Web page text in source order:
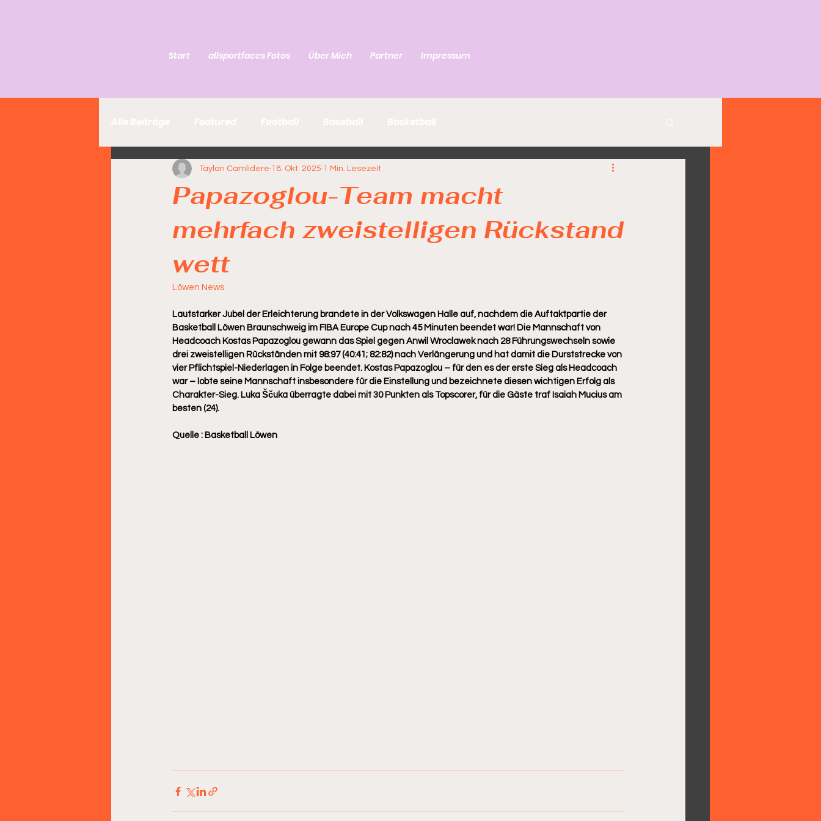
Start allsportfaces Fotos Über Mich Partner Impressum
Papazoglou-Team macht
mehrfach zweistelligen Rückstand
wett
Taylan Camlidere 18. Okt. 2025 1 Min. Lesezeit
Löwen News
Lautstarker Jubel der Erleichterung brandete in der Volkswagen Halle auf, nachdem die Auftaktpartie der
Basketball Löwen Braunschweig im FIBA Europe Cup nach 45 Minuten beendet war! Die Mannschaft von
Headcoach Kostas Papazoglou gewann das Spiel gegen Anwil Wroclawek nach 28 Führungswechseln sowie
drei zweistelligen Rückständen mit 98:97 (40:41; 82:82) nach Verlängerung und hat damit die Durststrecke von
vier Pflichtspiel-Niederlagen in Folge beendet. Kostas Papazoglou – für den es der erste Sieg als Headcoach
war – lobte seine Mannschaft insbesondere für die Einstellung und bezeichnete diesen wichtigen Erfolg als
Charakter-Sieg. Luka Ščuka überragte dabei mit 30 Punkten als Topscorer, für die Gäste traf Isaiah Mucius am
besten (24).
Quelle : Basketball Löwen